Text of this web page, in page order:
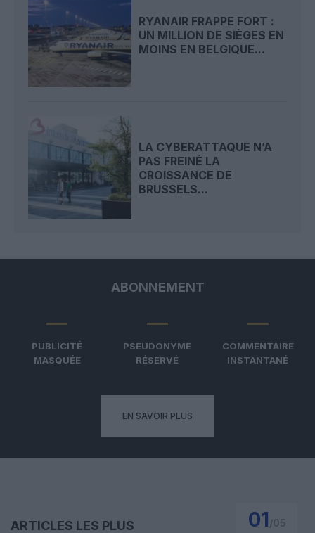
RYANAIR FRAPPE FORT :
UN MILLION DE SIÈGES EN
MOINS EN BELGIQUE...
LA CYBERATTAQUE N’A
PAS FREINÉ LA
CROISSANCE DE
BRUSSELS...
ABONNEMENT
PUBLICITÉ
MASQUÉE
PSEUDONYME
RÉSERVÉ
COMMENTAIRE
INSTANTANÉ
EN SAVOIR PLUS
ARTICLES LES PLUS
01